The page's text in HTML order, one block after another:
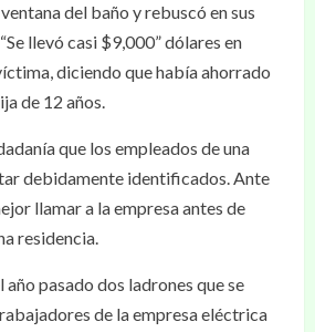
del baño y rebuscó en sus
llevó casi $9,000” dólares en
diciendo que había ahorrado
de 12 años.
que los empleados de una
debidamente identificados. Ante
llamar a la empresa antes de
residencia.
año pasado dos ladrones que se
de la empresa eléctrica